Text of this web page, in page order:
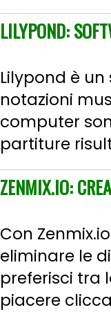
LILYPOND:
Lilypond è
notazioni
computer
partiture
ZENMIX.IO:
Con
eliminare le
preferisci tra
piacere